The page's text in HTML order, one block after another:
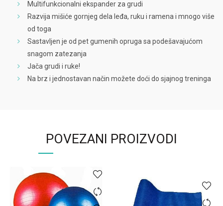
Multifunkcionalni ekspander za grudi
Razvija mišiće gornjeg dela leđa, ruku i ramena i mnogo više
od toga
Sastavljen je od pet gumenih opruga sa podešavajućom
snagom zatezanja
Jača grudi i ruke!
Na brz i jednostavan način možete doći do sjajnog treninga
POVEZANI PROIZVODI